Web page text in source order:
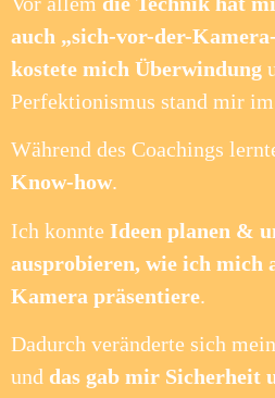
auch „sich-vor-der-
kostete mich Überwindung
Perfektionismus stand mir
Während des Coachings
Know-how.
Ich konnte Ideen planen &
ausprobieren, wie ich mich
Kamera präsentiere.
Dadurch veränderte sich
und das gab mir Sicherheit